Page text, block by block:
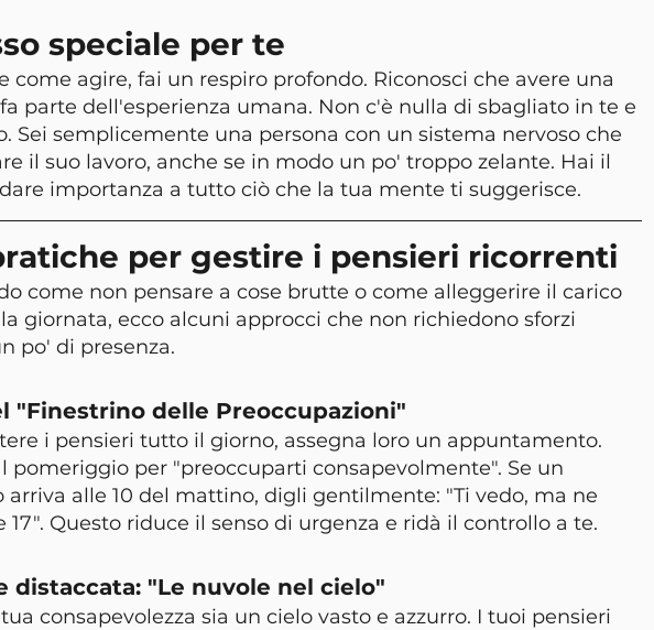
speciale per te
come agire, fai un respiro profondo. Riconosci che avere una
parte dell'esperienza umana. Non c'è nulla di sbagliato in te e
Sei semplicemente una persona con un sistema nervoso che
il suo lavoro, anche se in modo un po' troppo zelante. Hai il
importanza a tutto ciò che la tua mente ti suggerisce.
per gestire i pensieri ricorrenti
come non pensare a cose brutte o come alleggerire il carico
giornata, ecco alcuni approcci che non richiedono sforzi
po' di presenza.
"Finestrino delle Preoccupazioni"
i pensieri tutto il giorno, assegna loro un appuntamento.
pomeriggio per "preoccuparti consapevolmente". Se un
arriva alle 10 del mattino, digli gentilmente: "Ti vedo, ma ne
Questo riduce il senso di urgenza e ridà il controllo a te.
distaccata: "Le nuvole nel cielo"
consapevolezza sia un cielo vasto e azzurro. I tuoi pensieri